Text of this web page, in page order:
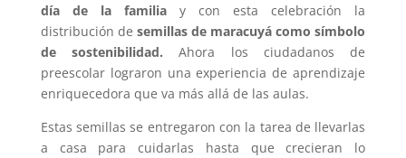
día de la familiay con esta celebración la
distribución de semillas de maracuyá como símbolo
de sostenibilidad. Ahora los ciudadanos de
preescolar lograron una experiencia de aprendizaje
enriquecedora que va más allá de las aulas.
Estas semillas se entregaron con la tarea de llevarlas
a casa para cuidarlas hasta que crecieran lo